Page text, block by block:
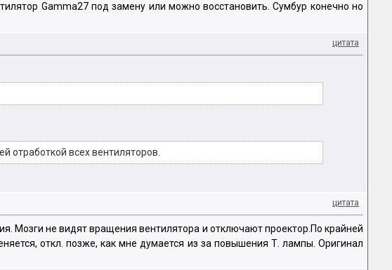
Gamma27 под замену или можно восстановить. Сумбур конечно но
цитата
отработкой всех вентиляторов.
цитата
Мозги не видят вращения вентилятора и отключают проектор.По крайней
откл. позже, как мне думается из за повышения Т. лампы. Оригинал